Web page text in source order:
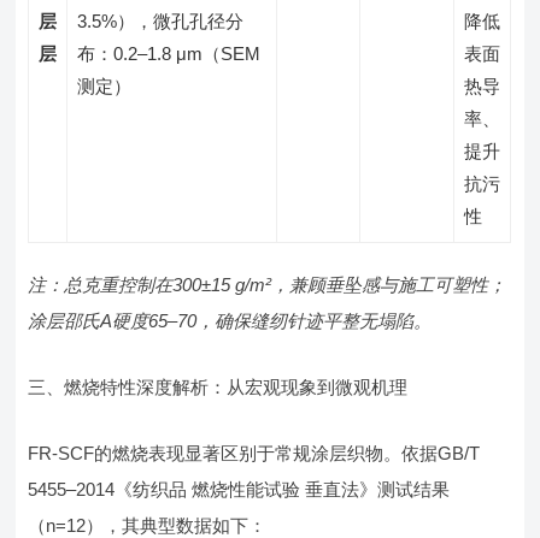
层
层
3.5%），微孔孔径分
布：0.2–1.8 μm（SEM
测定）
降低
表面
热导
率、
提升
抗污
性
注：总克重控制在300±15 g/m²，兼顾垂坠感与施工可塑性；
涂层邵氏A硬度65–70，确保缝纫针迹平整无塌陷。
三、燃烧特性深度解析：从宏观现象到微观机理
FR-SCF的燃烧表现显著区别于常规涂层织物。依据GB/T
5455–2014《纺织品 燃烧性能试验 垂直法》测试结果
（n=12），其典型数据如下：